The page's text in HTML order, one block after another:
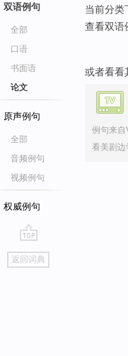
双语例句
全部
口语
书面语
论文
原声例句
全部
音频例句
视频例句
权威例句
go
top
返回词典
当前分类
查看双语
或者看看
例句来自
看美剧边